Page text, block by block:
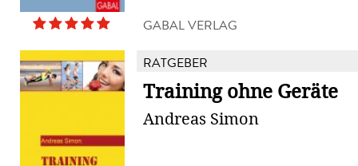
GABAL VERLAG
RATGEBER
Training ohne Geräte
Andreas Simon